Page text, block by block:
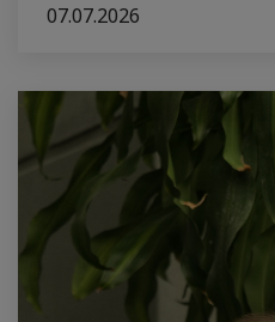
07.07.2026